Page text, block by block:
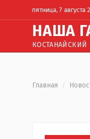
пятница, 7 августа
НАША Г
Главная /